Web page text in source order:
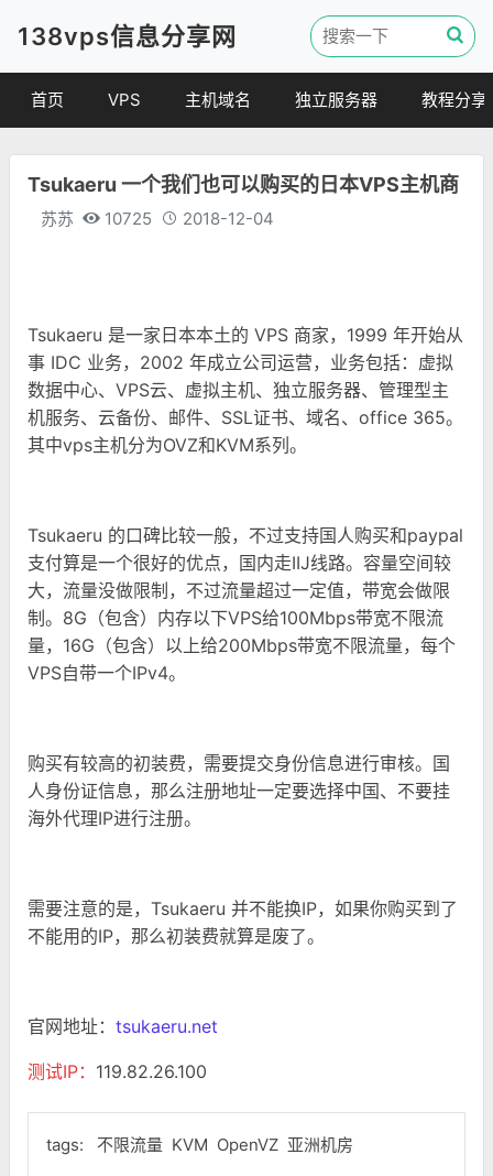
138vps信息分享网
首页 VPS
便宜VPS
VPS评测
主机域名
虚拟主机
独立服务器 教程分享
建站教程
Tsukaeru 一个我们也可以购买的日本VPS主机商
苏苏 10725 2018-12-04
Tsukaeru 是一家日本本土的 VPS 商家，1999 年开始从
事 IDC 业务，2002 年成立公司运营，业务包括：虚拟
数据中心、VPS云、虚拟主机、独立服务器、管理型主
机服务、云备份、邮件、SSL证书、域名、office 365。
其中vps主机分为OVZ和KVM系列。
Tsukaeru 的口碑比较一般，不过支持国人购买和paypal
支付算是一个很好的优点，国内走IIJ线路。容量空间较
大，流量没做限制，不过流量超过一定值，带宽会做限
制。8G（包含）内存以下VPS给100Mbps带宽不限流
量，16G（包含）以上给200Mbps带宽不限流量，每个
VPS自带一个IPv4。
购买有较高的初装费，需要提交身份信息进行审核。国
人身份证信息，那么注册地址一定要选择中国、不要挂
海外代理IP进行注册。
需要注意的是，Tsukaeru 并不能换IP，如果你购买到了
不能用的IP，那么初装费就算是废了。
官网地址： tsukaeru.net
测试IP： 119.82.26.100
tags: 不限流量 KVM OpenVZ 亚洲机房